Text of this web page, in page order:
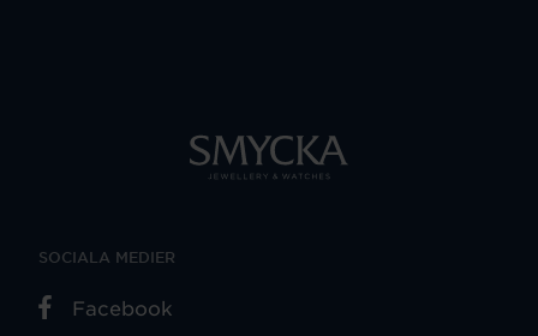
SOCIALA MEDIER
Facebook